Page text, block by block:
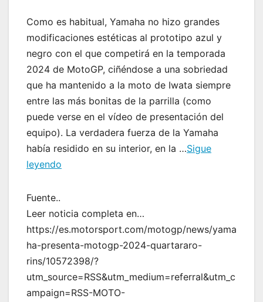
Como es habitual, Yamaha no hizo grandes
modificaciones estéticas al prototipo azul y
negro con el que competirá en la temporada
2024 de MotoGP, ciñéndose a una sobriedad
que ha mantenido a la moto de Iwata siempre
entre las más bonitas de la parrilla (como
puede verse en el vídeo de presentación del
equipo). La verdadera fuerza de la Yamaha
había residido en su interior, en la …Sigue
leyendo
Fuente..
Leer noticia completa en…
https://es.motorsport.com/motogp/news/yama
ha-presenta-motogp-2024-quartararo-
rins/10572398/?
utm_source=RSS&utm_medium=referral&utm_c
ampaign=RSS-MOTO-